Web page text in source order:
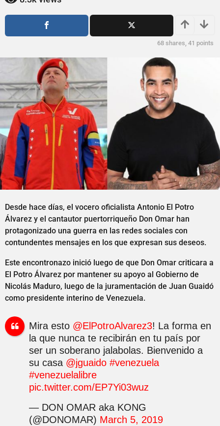
ñ
o
a
s
68 shares, 41 points
Desde hace días, el vocero oficialista Antonio El Potro
Álvarez y el cantautor puertorriqueño Don Omar han
protagonizado una guerra en las redes sociales con
contundentes mensajes en los que expresan sus deseos.
Este encontronazo inició luego de que Don Omar criticara a
El Potro Álvarez por mantener su apoyo al Gobierno de
Nicolás Maduro, luego de la juramentación de Juan Guaidó
como presidente interino de Venezuela.
Mira esto @ElPotroAlvarez3! La forma en
la que nunca te recibirán en tu país por
ser un soberano jalabolas. Bienvenido a
su casa @jguaido #venezuela
#venezuelalibre
pic.twitter.com/EP7Yi03wuz
— DON OMAR aka KONG
(@DONOMAR) March 5, 2019